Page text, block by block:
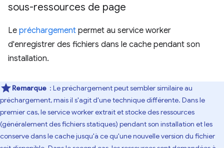
sous-ressources de page
Le préchargement permet au service worker
d'enregistrer des fichiers dans le cache pendant son
installation.
Remarque : Le préchargement peut sembler similaire au
préchargement, mais il s'agit d'une technique différente. Dans le
premier cas, le service worker extrait et stocke des ressources
(généralement des fichiers statiques) pendant son installation et les
conserve dans le cache jusqu'à ce qu'une nouvelle version du fichier